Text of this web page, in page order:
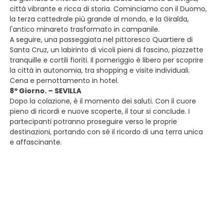
città vibrante e ricca di storia. Cominciamo con il Duomo,
la terza cattedrale più grande al mondo, e la Giralda,
l'antico minareto trasformato in campanile.
A seguire, una passeggiata nel pittoresco Quartiere di
Santa Cruz, un labirinto di vicoli pieni di fascino, piazzette
tranquille e cortili fioriti. Il pomeriggio è libero per scoprire
la città in autonomia, tra shopping e visite individuali.
Cena e pernottamento in hotel.
8º Giorno. – SEVILLA
Dopo la colazione, è il momento dei saluti. Con il cuore
pieno di ricordi e nuove scoperte, il tour si conclude. I
partecipanti potranno proseguire verso le proprie
destinazioni, portando con sé il ricordo di una terra unica
e affascinante.